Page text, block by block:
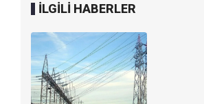
İLGİLİ HABERLER